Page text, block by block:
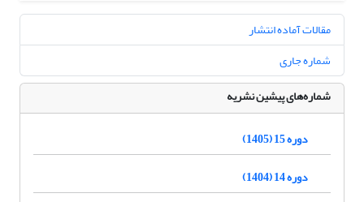
مقالات آماده انتشار
شماره جاری
شماره‌های پیشین نشریه
دوره 15 (1405)
دوره 14 (1404)